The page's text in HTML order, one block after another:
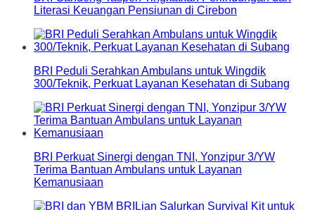
Literasi Keuangan Pensiunan di Cirebon
BRI Peduli Serahkan Ambulans untuk Wingdik
300/Teknik, Perkuat Layanan Kesehatan di Subang
BRI Perkuat Sinergi dengan TNI, Yonzipur 3/YW
Terima Bantuan Ambulans untuk Layanan
Kemanusiaan